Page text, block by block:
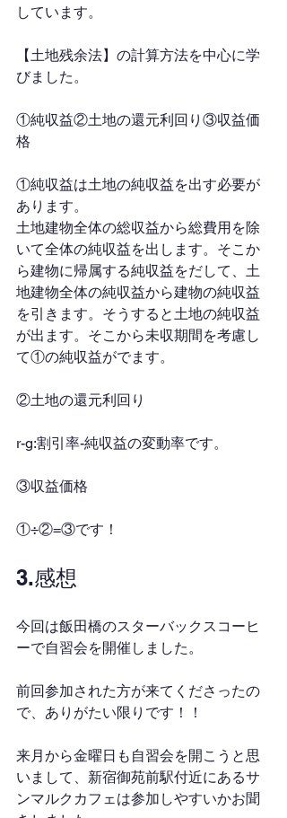
しています。
【土地残余法】の計算方法を中心に学
びました。
①純収益②土地の還元利回り③収益価
格
①純収益は土地の純収益を出す必要が
あります。
土地建物全体の総収益から総費用を除
いて全体の純収益を出します。そこか
ら建物に帰属する純収益をだして、土
地建物全体の純収益から建物の純収益
を引きます。そうすると土地の純収益
が出ます。そこから未収期間を考慮し
て①の純収益がでます。
②土地の還元利回り
r-g:割引率-純収益の変動率です。
③収益価格
①÷②=③です！
3.感想
今回は飯田橋のスターバックスコーヒ
ーで自習会を開催しました。
前回参加された方が来てくださったの
で、ありがたい限りです！！
来月から金曜日も自習会を開こうと思
いまして、新宿御苑前駅付近にあるサ
ンマルクカフェは参加しやすいかお聞